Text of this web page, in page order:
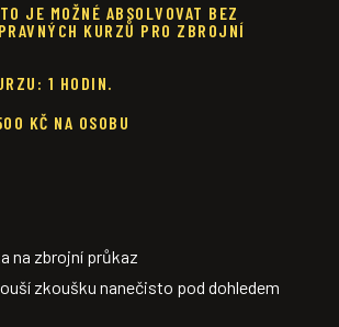
JE MOŽNÉ ABSOLVOVAT BEZ
KURZŮ PRO ZBROJNÍ
1 HODIN.
KČ NA OSOBU
na zbrojní průkaz
zkoušku nanečisto pod dohledem